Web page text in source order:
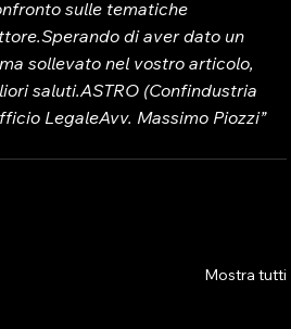
sulle tematiche
Sperando di aver dato un
sollevato nel vostro articolo,
saluti.ASTRO (Confindustria
LegaleAvv. Massimo Piozzi”
Mostra tutti